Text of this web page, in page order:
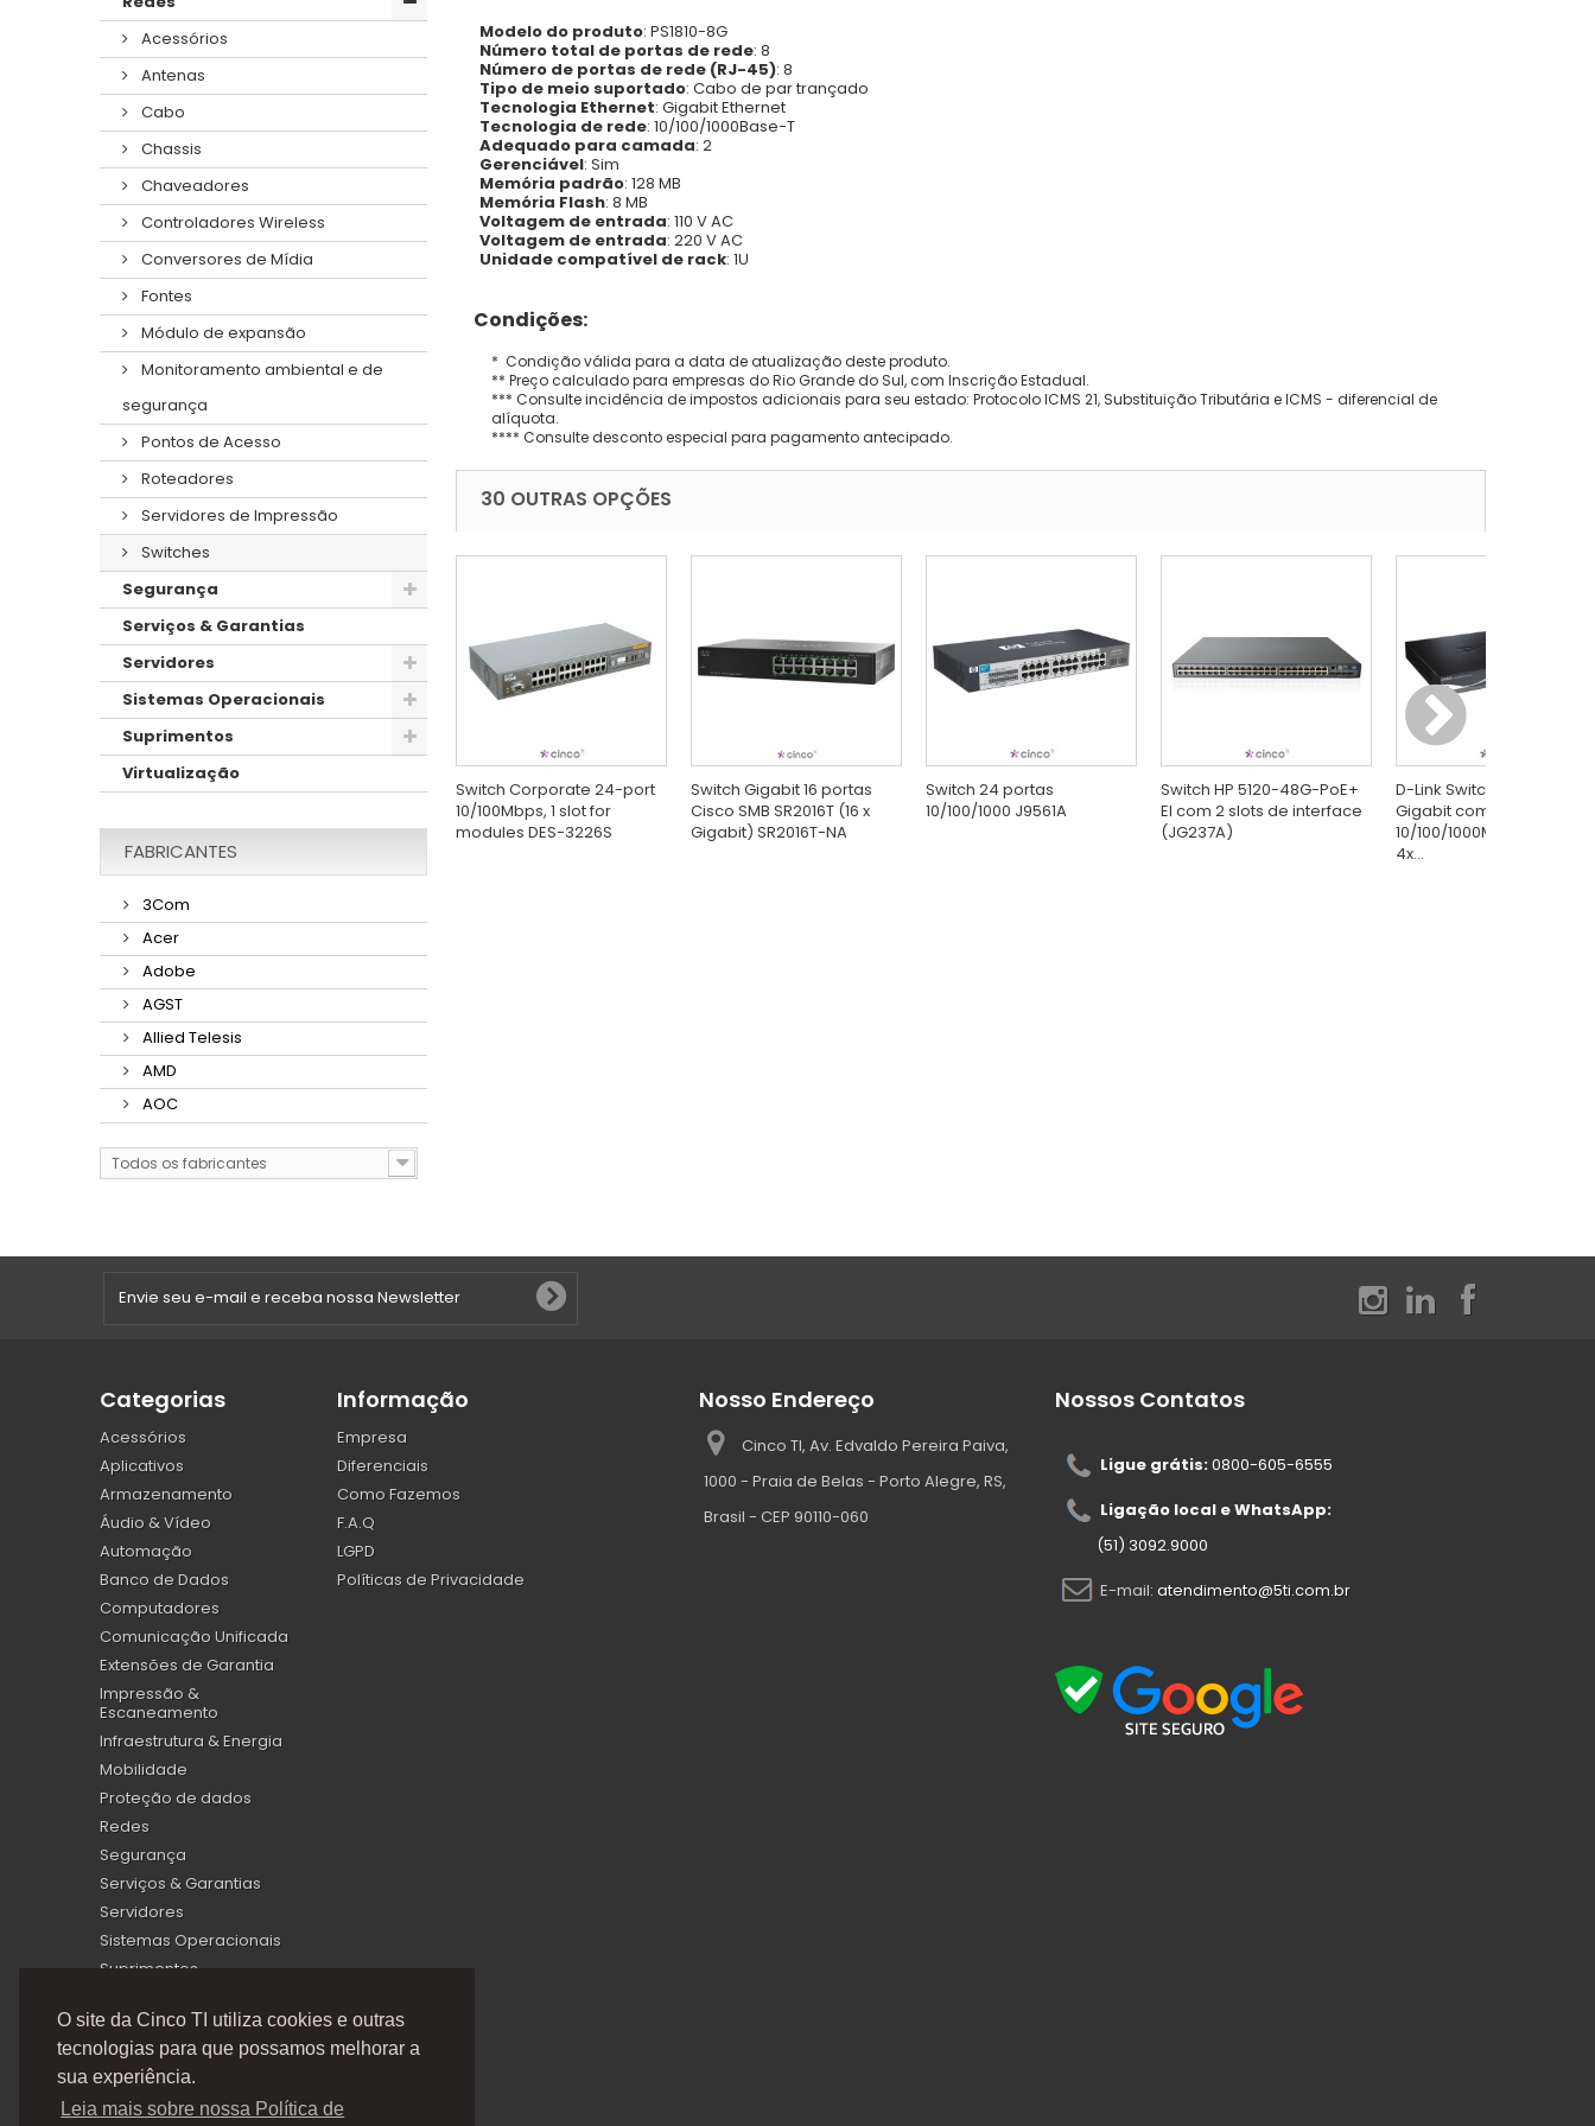
O site da Cinco TI utiliza cookies e outras
tecnologias para que possamos melhorar a
sua experiência.
Leia mais sobre nossa Política de
Acessórios
Antenas
Cabo
Chassis
Chaveadores
Controladores Wireless
Conversores de Mídia
Fontes
Módulo de expansão
Monitoramento ambiental e de
segurança
Pontos de Acesso
Roteadores
Servidores de Impressão
Switches
Segurança
Serviços & Garantias
Servidores
Sistemas Operacionais
Suprimentos
Virtualização
FABRICANTES
3Com
Acer
Adobe
AGST
Allied Telesis
AMD
AOC
Todos os fabricantes
Modelo do produto: PS1810-8G
Número total de portas de rede: 8
Número de portas de rede (RJ-45): 8
Tipo de meio suportado: Cabo de par trançado
Tecnologia Ethernet: Gigabit Ethernet
Tecnologia de rede: 10/100/1000Base-T
Adequado para camada: 2
Gerenciável: Sim
Memória padrão: 128 MB
Memória Flash: 8 MB
Voltagem de entrada: 110 V AC
Voltagem de entrada: 220 V AC
Unidade compatível de rack: 1U
Condições:
* Condição válida para a data de atualização deste produto.
** Preço calculado para empresas do Rio Grande do Sul, com Inscrição Estadual.
*** Consulte incidência de impostos adicionais para seu estado: Protocolo ICMS 21, Substituição Tributária e ICMS - diferencial de
alíquota.
**** Consulte desconto especial para pagamento antecipado.
30 OUTRAS OPÇÕES
Switch Corporate 24-port
10/100Mbps, 1 slot for
modules DES-3226S
Switch Gigabit 16 portas
Cisco SMB SR2016T (16 x
Gigabit) SR2016T-NA
Switch 24 portas
10/100/1000 J9561A
Switch HP 5120-48G-PoE+
EI com 2 slots de interface
(JG237A)
D-Link Switch Gerenciável
Gigabit com 24x
10/100/1000Mbps RJ45 +
4x...
Categorias
Acessórios
Aplicativos
Armazenamento
Áudio & Vídeo
Automação
Banco de Dados
Computadores
Comunicação Unificada
Extensões de Garantia
Impressão &
Escaneamento
Infraestrutura & Energia
Mobilidade
Proteção de dados
Redes
Segurança
Serviços & Garantias
Servidores
Sistemas Operacionais
Suprimentos
Informação
Empresa
Diferenciais
Como Fazemos
F.A.Q
LGPD
Políticas de Privacidade
Nosso Endereço
Cinco TI, Av. Edvaldo Pereira Paiva,
1000 - Praia de Belas - Porto Alegre, RS,
Brasil - CEP 90110-060
Nossos Contatos
Ligue grátis:0800-605-6555
Ligação local e WhatsApp:
(51) 3092.9000
E-mail: atendimento@5ti.com.br